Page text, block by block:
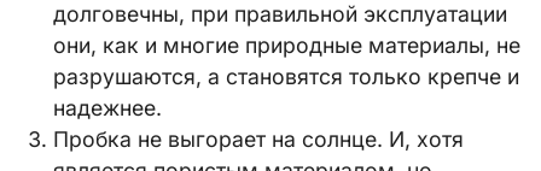
долговечны, при правильной эксплуатации
они, как и многие природные материалы, не
разрушаются, а становятся только крепче и
надежнее.
Пробка не выгорает на солнце. И, хотя